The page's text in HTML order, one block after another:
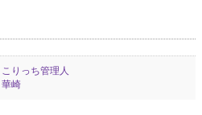
こりっち管理人
華崎